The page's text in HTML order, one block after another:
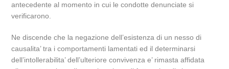
antecedente al momento in cui le condotte denunciate si
verificarono.
Ne discende che la negazione dell’esistenza di un nesso di
causalita’ tra i comportamenti lamentati ed il determinarsi
dell’intollerabilita’ dell’ulteriore convivenza e’ rimasta affidata